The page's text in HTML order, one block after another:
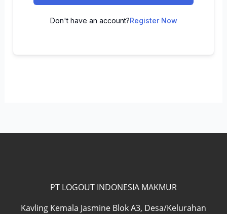
Don't have an account?Register Now
PT LOGOUT INDONESIA MAKMUR
Kavling Kemala Jasmine Blok A3, Desa/Kelurahan